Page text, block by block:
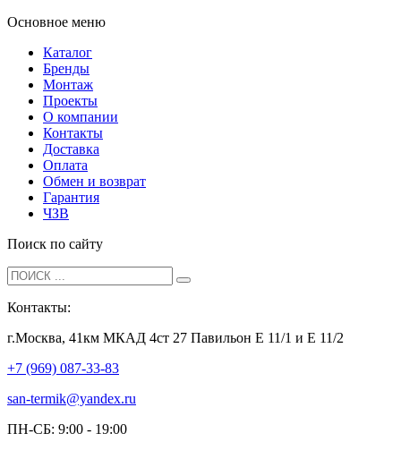
Основное меню
Каталог
Бренды
Монтаж
Проекты
О компании
Контакты
Доставка
Оплата
Обмен и возврат
Гарантия
ЧЗВ
Поиск по сайту
Контакты:
г.Москва, 41км МКАД 4ст 27 Павильон Е 11/1 и Е 11/2
+7 (969) 087-33-83
san-termik@yandex.ru
ПН-СБ: 9:00 - 19:00